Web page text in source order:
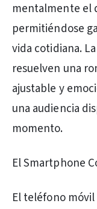
mentalmente el
permitiéndose
vida cotidiana.
resuelven una
ajustable y
una audiencia
momento.
El Smartphone
El teléfono